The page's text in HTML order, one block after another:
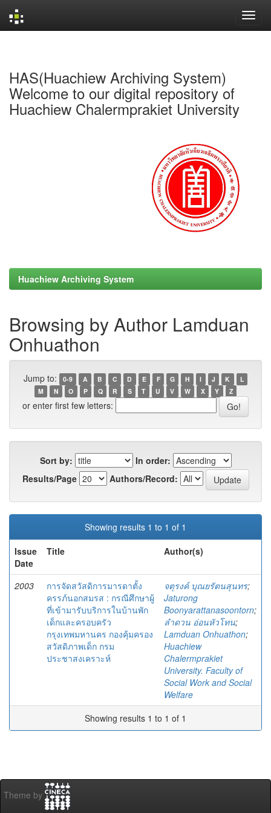
HAS(Huachiew Archiving System)
Welcome to our digital repository of
Huachiew Chalermprakiet University
Huachiew Archiving System
Browsing by Author Lamduan
Onhuathon
Jump to: 0-9 A B C D E F G H I J K
L
M
N O P Q R S T U V W X Y Z
or enter first few letters:
Sort by:
In order:
Results/Page
Authors/Record:
Showing results 1 to 1 of 1
Issue
Date
Title Author(s)
2003
การจัดสวัสดิการมารดาตั้ง
ครรภ์นอกสมรส : กรณีศึกษาผู้
ที่เข้ามารับบริการในบ้านพัก
เด็กและครอบครัว
กรุงเทพมหานคร กองคุ้มครอง
สวัสดิภาพเด็ก กรม
ประชาสงเคราะห์
จตุรงค์ บุณยรัตนสุนทร;
Jaturong
Boonyarattanasoontorn;
ลำดวน อ่อนหัวโทน;
Lamduan Onhuathon;
Huachiew
Chalermprakiet
University. Faculty of
Social Work and Social
Welfare
Showing results 1 to 1 of 1
Theme by